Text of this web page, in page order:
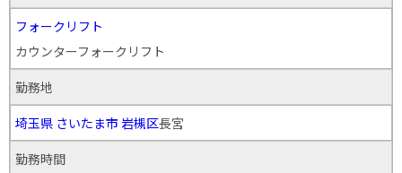
フォークリフト
カウンターフォークリフト
勤務地
埼玉県 さいたま市 岩槻区長宮
勤務時間